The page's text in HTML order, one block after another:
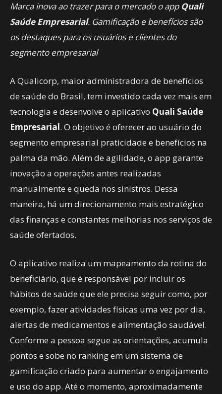
Marca inova ao trazer para o mercado o app Quali
Saúde Empresarial. Gamificação e benefícios são
os destaques para os usuários e clientes do
segmento empresarial
A Qualicorp, maior administradora de benefícios
de saúde do Brasil, tem investido cada vez mais em
tecnologia e desenvolve o aplicativo Quali Saúde
Empresarial. O objetivo é oferecer ao usuário do
segmento empresarial praticidade e benefícios na
palma da mão. Além de agilidade, o app garante
inovação a operações antes realizadas
manualmente e queda nos sinistros. Dessa
maneira, há um direcionamento mais estratégico
das finanças e constantes melhorias nos serviços de
saúde ofertados.
O aplicativo realiza um mapeamento da rotina do
beneficiário, que é responsável por incluir os
hábitos de saúde que ele precisa seguir como, por
exemplo, fazer atividades físicas uma vez por dia,
alertas de medicamentos e alimentação saudável.
Conforme a pessoa segue as orientações, acumula
pontos e sobe no ranking em um sistema de
gamificação criado para aumentar o engajamento
e uso do app. Até o momento, aproximadamente